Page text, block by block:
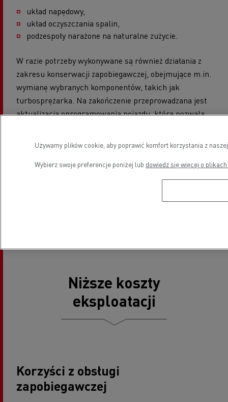
układ napędowy,
układ oczyszczania spalin,
podzespoły narażone na naturalne zużycie.
W razie potrzeby wykonywane są również działania z
zakresu konserwacji zapobiegawczej, obejmujące m.in.
wymianę wybranych komponentów, takich jak
turbosprężarka. Na zakończenie przeprowadzana jest
aktualizacja oprogramowania pojazdu, która pozwala
efektywność paliwową.
Program regeneracji to również okazja do konsultacji z
ekspertami Renault Trucks, którzy pomagają dobrać
Niższe koszty
eksploatacji
Korzyści z obsługi
zapobiegawczej
Używamy plików cookie, aby poprawić komfort korzystania z
Wybierz swoje preferencje poniżej lub dowiedz się więcej o